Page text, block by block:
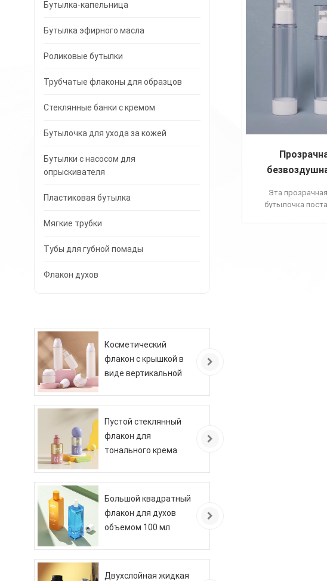
белой
Эта
бутылочка
Бутылка-капельница
Бутылка эфирного масла
Роликовые бутылки
Трубчатые флаконы для образцов
Стеклянные банки с кремом
Бутылочка для ухода за кожей
Бутылки с насосом для
опрыскивателя
Пластиковая бутылка
Мягкие трубки
Тубы для губной помады
Флакон духов
Косметический
флакон с крышкой в
виде вертикальной
Пустой стеклянный
флакон для
тонального крема
Большой квадратный
флакон для духов
объемом 100 мл
Двухслойная жидкая